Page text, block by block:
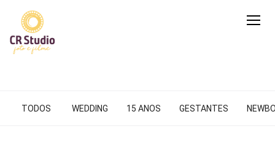
TODOS WEDDING 15 ANOS GESTANTES